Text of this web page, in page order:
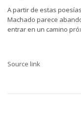
A partir de estas
Machado parece
entrar en un camino
Source link